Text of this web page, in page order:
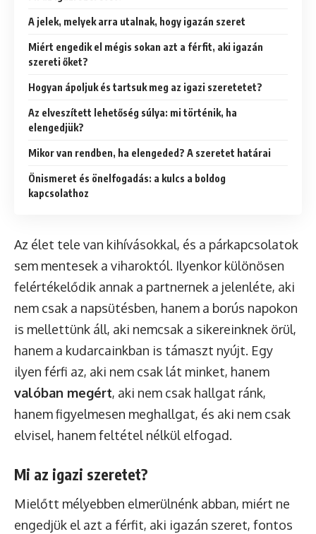
A jelek, melyek arra utalnak, hogy igazán szeret
Miért engedik el mégis sokan azt a férfit, aki igazán
szereti őket?
Hogyan ápoljuk és tartsuk meg az igazi szeretetet?
Az elveszített lehetőség súlya: mi történik, ha
elengedjük?
Mikor van rendben, ha elengeded? A szeretet határai
Önismeret és önelfogadás: a kulcs a boldog
kapcsolathoz
Az élet tele van kihívásokkal, és a párkapcsolatok
sem mentesek a viharoktól. Ilyenkor különösen
felértékelődik annak a partnernek a jelenléte, aki
nem csak a napsütésben, hanem a borús napokon
is mellettünk áll, aki nemcsak a sikereinknek örül,
hanem a kudarcainkban is támaszt nyújt. Egy
ilyen férfi az, aki nem csak lát minket, hanem
valóban megért, aki nem csak hallgat ránk,
hanem figyelmesen meghallgat, és aki nem csak
elvisel, hanem feltétel nélkül elfogad.
Mi az igazi szeretet?
Mielőtt mélyebben elmerülnénk abban, miért ne
engedjük el azt a férfit, aki igazán szeret, fontos